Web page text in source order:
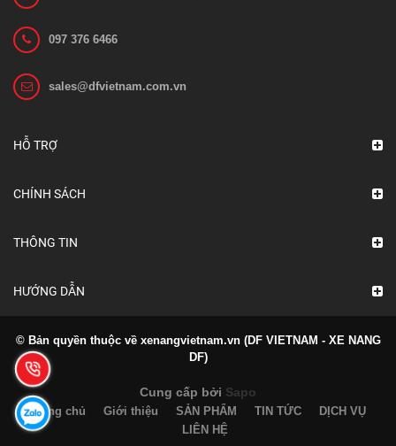
097 376 6466
sales@dfvietnam.com.vn
HỖ TRỢ
CHÍNH SÁCH
THÔNG TIN
HƯỚNG DẪN
© Bản quyền thuộc về xenangvietnam.vn (DF VIETNAM - XE NANG
DF)
Cung cấp bởi Sapo
Trang chủ Giới thiệu SẢN PHẨM TIN TỨC
DỊCH VỤ
LIÊN HỆ